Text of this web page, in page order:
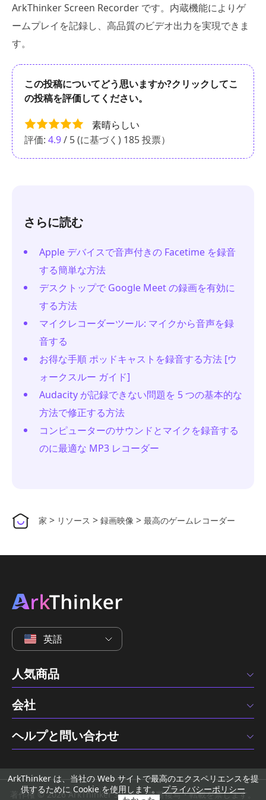
ArkThinker Screen Recorder です。内蔵機能によりゲ
ームプレイを記録し、高品質のビデオ出力を実現できま
す。
この投稿についてどう思いますか?クリックしてこ
の投稿を評価してください。
素晴らしい
評価: 4.9/ 5 (に基づく) 185投票）
さらに読む
Apple デバイスで音声付きの Facetime を録音
する簡単な方法
デスクトップで Google Meet の録画を有効に
する方法
マイクレコーダーツール: マイクから音声を録
音する
お得な手順 ポッドキャストを録音する方法 [ウ
ォークスルー ガイド]
Audacity が記録できない問題を 5 つの基本的な
方法で修正する方法
コンピューターのサウンドとマイクを録音する
のに最適な MP3 レコーダー
家 > リソース > 録画映像 > 最高のゲームレコーダー
英語
人気商品
会社
ヘルプと問い合わせ
著作権 © 2026 ArkThinker Studio。無断複写・転載を禁じます。
ArkThinker は、当社の Web サイトで最高のエクスペリエンスを提
供するために Cookie を使用します。プライバシーポリシー